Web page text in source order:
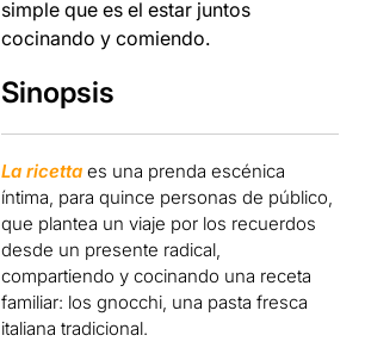
simple que es el estar juntos
cocinando y comiendo.
Sinopsis
La ricetta es una prenda escénica
íntima, para quince personas de público,
que plantea un viaje por los recuerdos
desde un presente radical,
compartiendo y cocinando una receta
familiar: los gnocchi, una pasta fresca
italiana tradicional.